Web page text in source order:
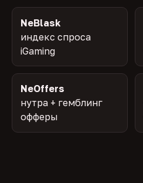
NeBlask
индекс спроса
iGaming
NeOffers
нутра + гемблинг
офферы